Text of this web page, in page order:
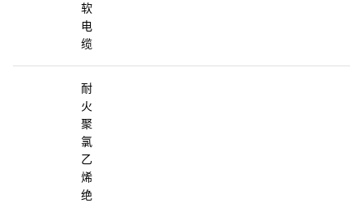
软
电
缆
耐
火
聚
氯
乙
烯
绝